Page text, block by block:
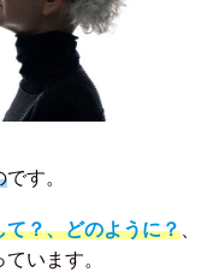
です。
て？、どのように？
います。